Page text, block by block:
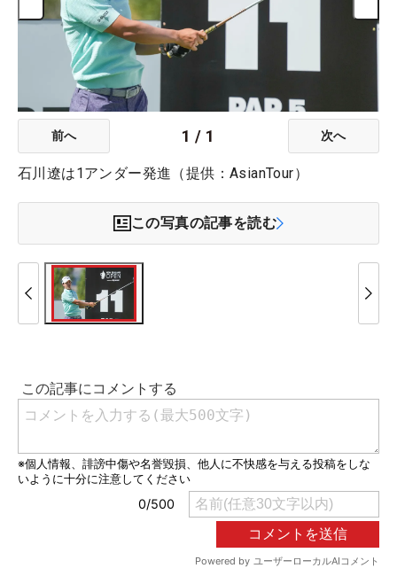
前へ 1 / 1 次へ
石川遼は1アンダー発進（提供：AsianTour）
この写真の記事を読む